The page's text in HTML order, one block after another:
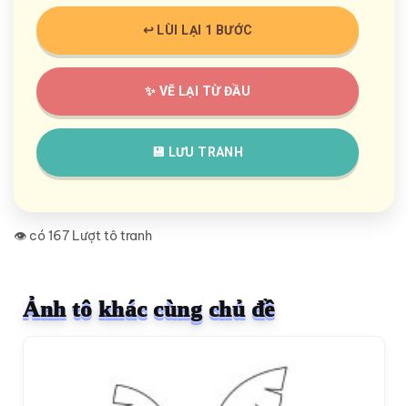
↩️ LÙI LẠI 1 BƯỚC
✨ VẼ LẠI TỪ ĐẦU
💾 LƯU TRANH
👁️ có 167 Lượt tô tranh
Ảnh tô khác cùng chủ đề